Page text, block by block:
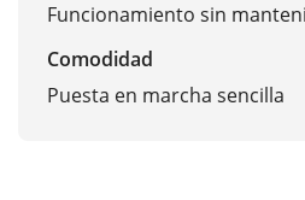
Funcionamiento sin
Comodidad
Puesta en marcha sencilla